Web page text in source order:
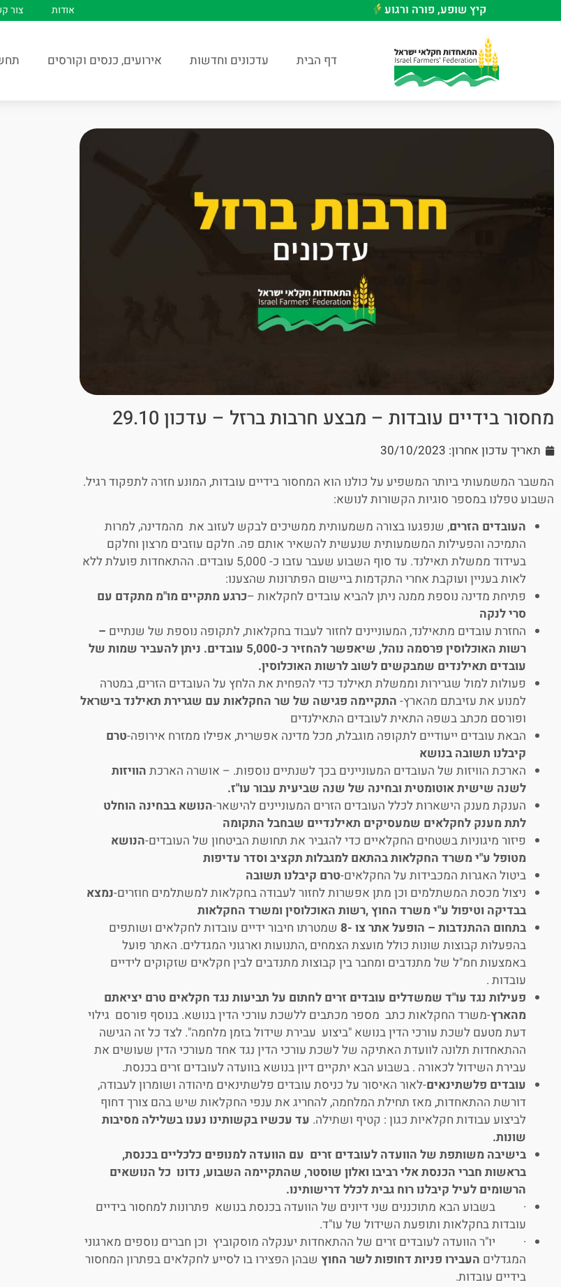
קיץ שופע, פורה ורגוע אודות צור
דף הבית עדכונים וחדשות אירועים, כנסים וקורסים
מחסור בידיים עובדות – מבצע חרבות ברזל – עדכון 29.10
תאריך עדכון אחרון: 30/10/2023
המשבר המשמעותי ביותר המשפיע על כולנו הוא המחסור בידיים עובדות, המונע חזרה לתפקוד רגיל.
השבוע טפלנו במספר סוגיות הקשורות לנושא:
העובדים הזרים, שנפגעו בצורה משמעותית ממשיכים לבקש לעזוב את מהמדינה, למרות
התמיכה והפעילות המשמעותית שנעשית להשאיר אותם פה. חלקם עוזבים מרצון וחלקם
בעידוד ממשלת תאילנד. עד סוף השבוע שעבר עזבו כ- 5,000 עובדים. ההתאחדות פועלת ללא
לאות בעניין ועוקבת אחרי התקדמות ביישום הפתרונות שהצענו:
פתיחת מדינה נוספת ממנה ניתן להביא עובדים לחקלאות –כרגע מתקיים מו"מ מתקדם עם
סרי לנקה
החזרת עובדים מתאילנד, המעוניינים לחזור לעבוד בחקלאות, לתקופה נוספת של שנתיים –
רשות האוכלוסין פרסמה נוהל, שיאפשר להחזיר כ-5,000 עובדים. ניתן להעביר שמות של
עובדים תאילנדים שמבקשים לשוב לרשות האוכלוסין.
פעולות למול שגרירות וממשלת תאילנד כדי להפחית את הלחץ על העובדים הזרים, במטרה
למנוע את עזיבתם מהארץ- התקיימה פגישה של שר החקלאות עם שגרירת תאילנד בישראל
ופורסם מכתב בשפה התאית לעובדים התאילנדים
הבאת עובדים ייעודיים לתקופה מוגבלת, מכל מדינה אפשרית, אפילו ממזרח אירופה-טרם
קיבלנו תשובה בנושא
הארכת הוויזות של העובדים המעוניינים בכך לשנתיים נוספות. – אושרה הארכת הוויזות
לשנה שישית אוטומטית ובחינה של שנה שביעית עבור עו"ז.
הענקת מענק הישארות לכלל העובדים הזרים המעוניינים להישאר-הנושא בבחינה הוחלט
לתת מענק לחקלאים שמעסיקים תאילנדיים שבחבל התקומה
פיזור מיגוניות בשטחים החקלאיים כדי להגביר את תחושת הביטחון של העובדים-הנושא
מטופל ע"י משרד החקלאות בהתאם למגבלות תקציב וסדר עדיפות
ביטול האגרות המכבידות על החקלאים-טרם קיבלנו תשובה
ניצול מכסת המשתלמים וכן מתן אפשרות לחזור לעבודה בחקלאות למשתלמים חוזרים-נמצא
בבדיקה וטיפול ע"י משרד החוץ ,רשות האוכלוסין ומשרד החקלאות
בתחום ההתנדבות – הופעל אתר צו -8
שמטרתו חיבור ידיים עובדות לחקלאים ושותפים
בהפעלות קבוצות שונות כולל מועצת הצמחים ,התנועות וארגוני המגדלים. האתר פועל
באמצעות חמ"ל של מתנדבים ומחבר בין קבוצות מתנדבים לבין חקלאים שזקוקים לידיים
עובדות .
פעילות נגד עו"ד שמשדלים עובדים זרים לחתום על תביעות נגד חקלאים טרם יציאתם
מהארץ-משרד החקלאות כתב מספר מכתבים ללשכת עורכי הדין בנושא. בנוסף פורסם גילוי
דעת מטעם לשכת עורכי הדין בנושא "ביצוע עבירת שידול בזמן מלחמה". לצד כל זה הגישה
ההתאחדות תלונה לוועדת האתיקה של לשכת עורכי הדין נגד אחד מעורכי הדין שעושים את
עבירת השידול לכאורה . בשבוע הבא יתקיים דיון בנושא בוועדה לעובדים זרים בכנסת.
עובדים פלשתינאים-לאור האיסור על כניסת עובדים פלשתינאים מיהודה ושומרון לעבודה,
דורשת ההתאחדות, מאז תחילת המלחמה, להחריג את ענפי החקלאות שיש בהם צורך דחוף
לביצוע עבודות חקלאיות כגון : קטיף ושתילה. עד עכשיו בקשותינו נענו בשלילה מסיבות
שונות.
בישיבה משותפת של הוועדה לעובדים זרים עם הוועדה למנופים כלכליים בכנסת,
בראשות חברי הכנסת אלי רביבו ואלון שוסטר, שהתקיימה השבוע, נדונו כל הנושאים
הרשומים לעיל קיבלנו רוח גבית לכלל דרישותינו.
·
בשבוע הבא מתוכננים שני דיונים של הוועדה בכנסת בנושא פתרונות למחסור בידיים
עובדות בחקלאות ותופעת השידול של עו"ד.
· יו"ר הוועדה לעובדים זרים של ההתאחדות יענקלה מוסקוביץ וכן חברים נוספים מארגוני
המגדלים העבירו פניות דחופות לשר החוץ שבהן הפצירו בו לסייע לחקלאים בפתרון המחסור
בידיים עובדות.